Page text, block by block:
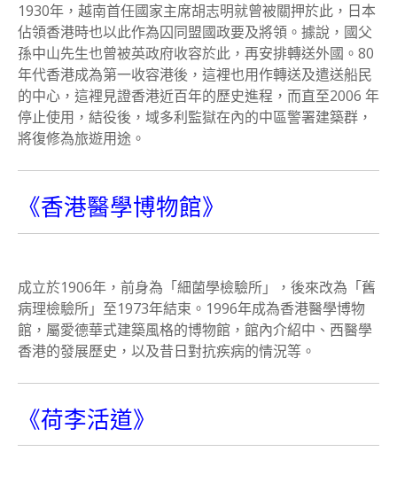
1930年，越南首任國家主席胡志明就曾被關押於此，日本
佔領香港時也以此作為囚同盟國政要及將領。據說，國父
孫中山先生也曾被英政府收容於此，再安排轉送外國。80
年代香港成為第一收容港後，這裡也用作轉送及遣送船民
的中心，這裡見證香港近百年的歷史進程，而直至2006 年
停止使用，結役後，域多利監獄在內的中區警署建築群，
將復修為旅遊用途。
《香港醫學博物館》
成立於1906年，前身為「細菌學檢驗所」，後來改為「舊
病理檢驗所」至1973年結束。1996年成為香港醫學博物
館，屬愛德華式建築風格的博物館，館內介紹中、西醫學
香港的發展歷史，以及昔日對抗疾病的情況等。
《荷李活道》